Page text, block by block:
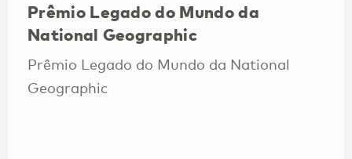
Prêmio Legado do Mundo da
National Geographic
Prêmio Legado do Mundo da National
Geographic